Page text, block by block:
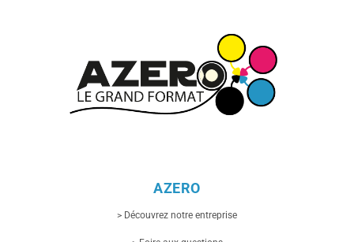
AZERO
> Découvrez notre entreprise